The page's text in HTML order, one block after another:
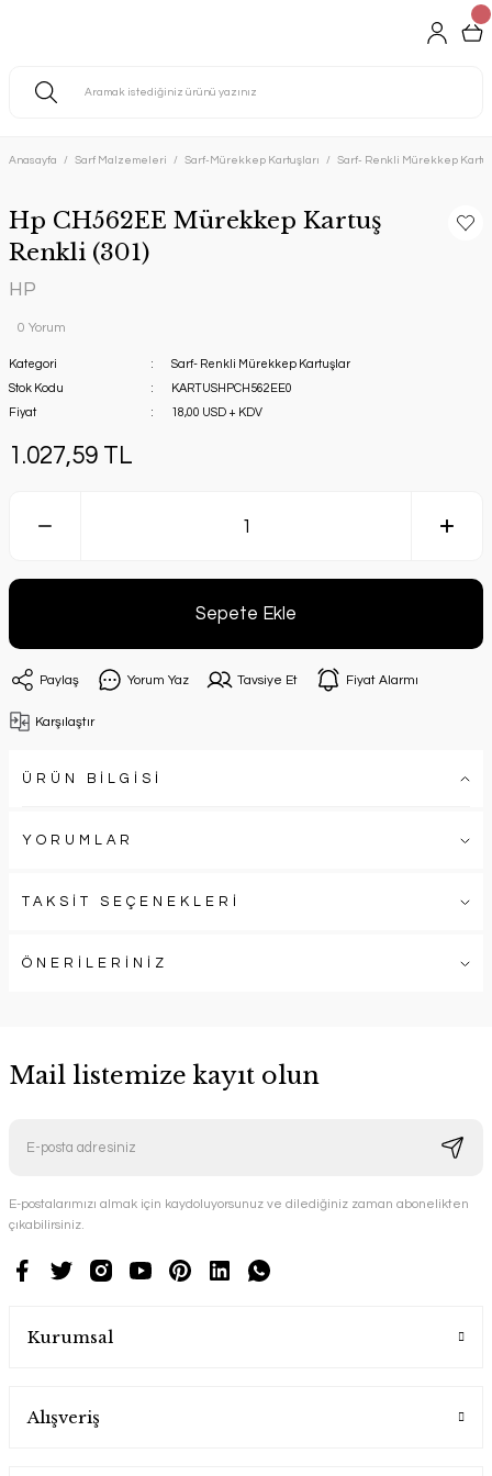
Anasayfa Sarf Malzemeleri Sarf-Mürekkep Kartuşları Sarf- Renkli Mürekkep
Hp CH562EE Mürekkep Kartuş
Renkli (301)
HP
0 Yorum
Kategori
Sarf- Renkli Mürekkep Kartuşlar
Stok Kodu
KARTUSHPCH562EE0
Fiyat
18,00 USD + KDV
1.027,59 TL
Sepete Ekle
Paylaş Yorum Yaz Tavsiye Et Fiyat Alarmı
Karşılaştır
ÜRÜN BİLGİSİ
YORUMLAR
TAKSİT SEÇENEKLERİ
ÖNERİLERİNİZ
Mail listemize kayıt olun
E-postalarımızı almak için kaydoluyorsunuz ve dilediğiniz zaman abonelikten
çıkabilirsiniz.
Kurumsal
Alışveriş